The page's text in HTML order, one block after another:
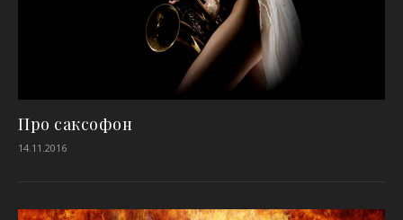
Про саксофон
14.11.2016